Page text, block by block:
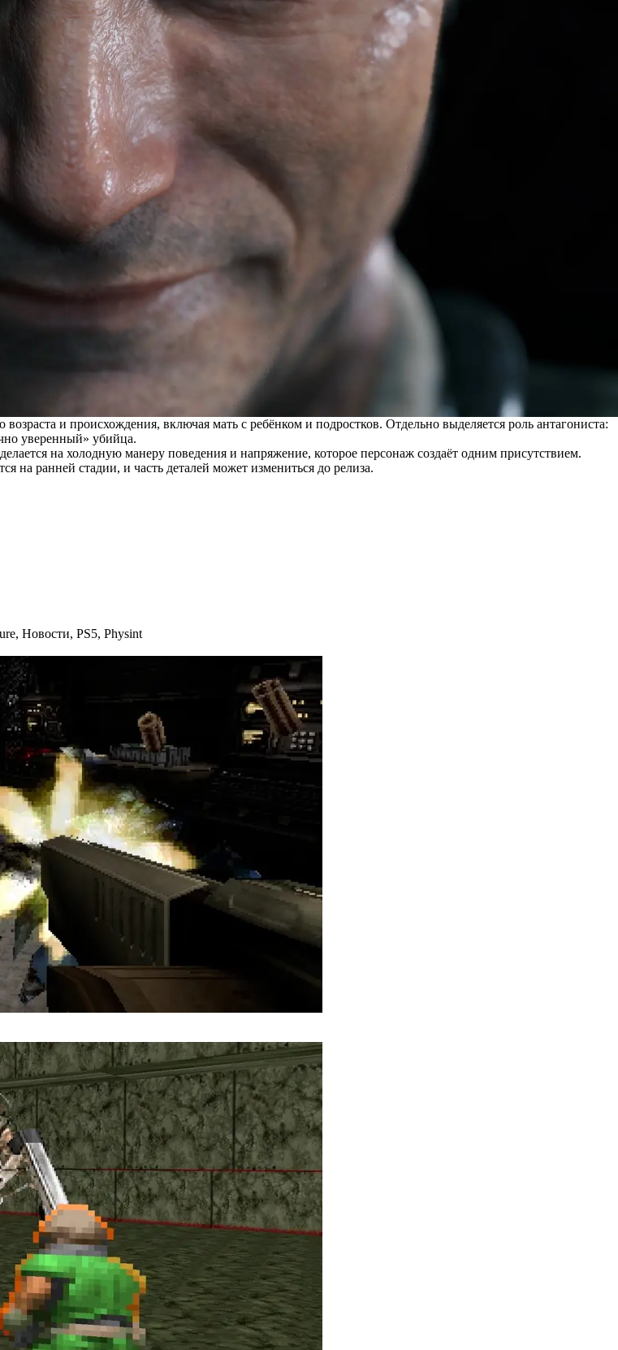
и происхождения, включая мать с ребёнком и подростков. Отдельно выделяется роль антагониста:
уверенный» убийца.
на холодную манеру поведения и напряжение, которое персонаж создаёт одним присутствием.
на ранней стадии, и часть деталей может измениться до релиза.
, Новости, PS5, Physint